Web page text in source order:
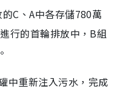
C、A中各存儲780萬
行的首輪排放中，B組
中重新注入污水，完成